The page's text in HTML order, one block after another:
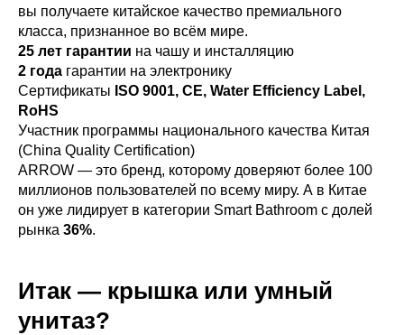
вы получаете китайское качество премиального
класса, признанное во всём мире.
25 лет гарантии на чашу и инсталляцию
2 года гарантии на электронику
Сертификаты ISO 9001, CE, Water Efficiency Label,
RoHS
Участник программы национального качества Китая
(China Quality Certification)
ARROW — это бренд, которому доверяют более 100
миллионов пользователей по всему миру. А в Китае
он уже лидирует в категории Smart Bathroom с долей
рынка 36%.
Итак — крышка или умный
унитаз?